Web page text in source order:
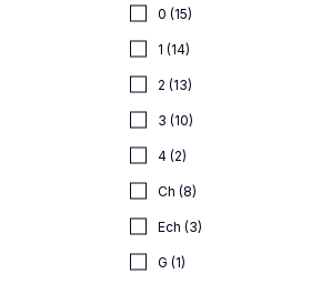
0 (15)
1 (14)
2 (13)
3 (10)
4 (2)
Ch (8)
Ech (3)
G (1)